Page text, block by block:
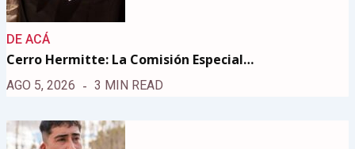
DE ACÁ
Cerro Hermitte: La Comisión Especial…
AGO 5, 2026 3 MIN READ